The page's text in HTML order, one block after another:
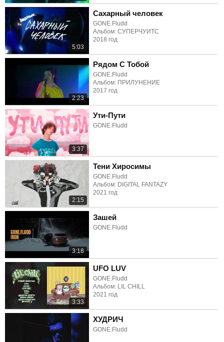
5:03
Сахарный человек
GONE.Fludd
Альбом: СУПЕРЧУИТС
2018 год
2:23
Рядом С Тобой
GONE.Fludd
Альбом: ПРИЛУНЕНИЕ
2017 год
3:37
Ути-Пути
GONE.Fludd
2:15
Тени Хиросимы
GONE.Fludd
Альбом: DIGITAL FANTAZY
2021 год
3:18
Зашей
GONE.Fludd
3:33
UFO LUV
GONE.Fludd
Альбом: LIL CHILL
2021 год
ХУДРИЧ
GONE.Fludd